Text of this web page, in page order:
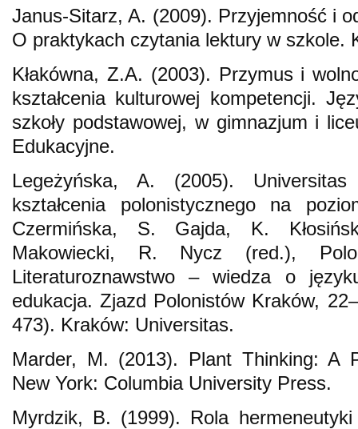
Janus-Sitarz, A. (2009). Przyjemność i
O praktykach czytania lektury w szkole.
Kłakówna, Z.A. (2003). Przymus i
kształcenia kulturowej kompetencji.
szkoły podstawowej, w gimnazjum i
Edukacyjne.
Legeżyńska, A. (2005).
kształcenia polonistycznego na
Czermińska, S. Gajda, K.
Makowiecki, R. Nycz (red.),
Literaturoznawstwo – wiedza o
edukacja. Zjazd Polonistów Kraków,
473). Kraków: Universitas.
Marder, M. (2013). Plant Thinking: A
New York: Columbia University Press.
Myrdzik, B. (1999). Rola